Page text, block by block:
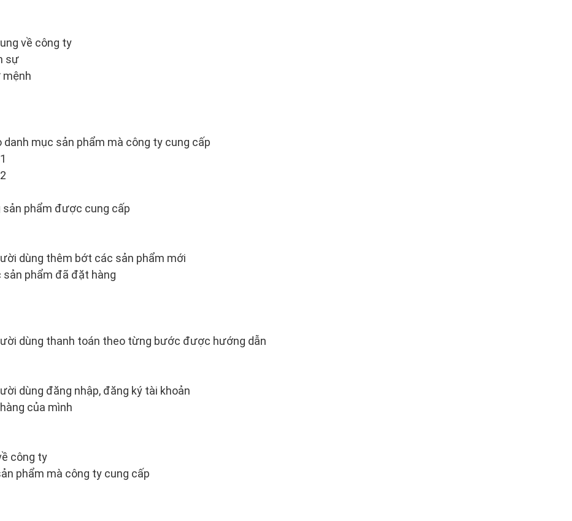
về công ty
sự
mệnh
danh mục sản phẩm mà công ty cung cấp
phẩm được cung cấp
dùng thêm bớt các sản phẩm mới
sản phẩm đã đặt hàng
dùng thanh toán theo từng bước được hướng dẫn
dùng đăng nhập, đăng ký tài khoản
của mình
công ty
phẩm mà công ty cung cấp